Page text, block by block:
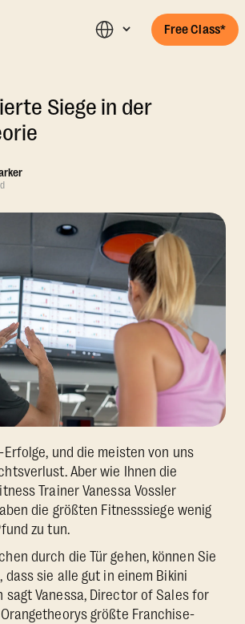
Free Class*
Siege in der
und die meisten von uns
Aber wie Ihnen die
Trainer Vanessa Vossler
die größten Fitnesssiege wenig
zu tun.
durch die Tür gehen, können Sie
dass sie alle gut in einem Bikini
sagt Vanessa, Director of Sales for
größte Franchise-